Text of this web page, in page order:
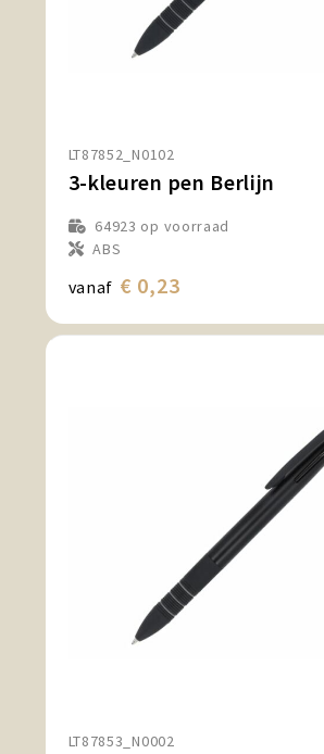
LT87852_N0102
3-kleuren pen Berlijn
64923 op voorraad
ABS
vanaf € 0,23
LT87853_N0002